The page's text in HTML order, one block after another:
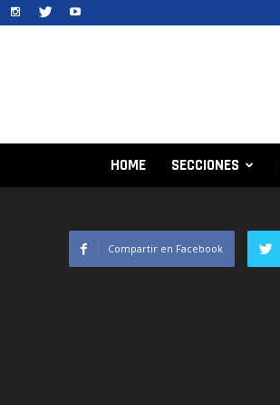
HOME SECCIONES
Compartir en Facebook